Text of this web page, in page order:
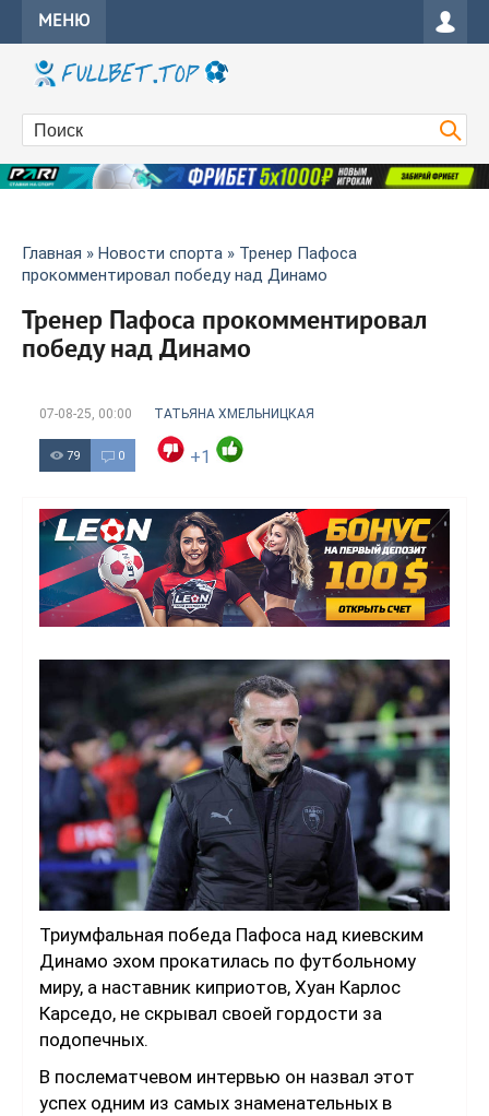
МЕНЮ
Главная » Новости спорта » Тренер Пафоса
прокомментировал победу над Динамо
Тренер Пафоса прокомментировал
победу над Динамо
07-08-25, 00:00 ТАТЬЯНА ХМЕЛЬНИЦКАЯ
79 0 +1
Триумфальная победа Пафоса над киевским
Динамо эхом прокатилась по футбольному
миру, а наставник киприотов, Хуан Карлос
Карседо, не скрывал своей гордости за
подопечных.
В послематчевом интервью он назвал этот
успех одним из самых знаменательных в